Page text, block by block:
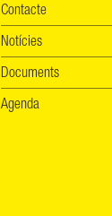
Contacte
Notícies
Documents
Agenda